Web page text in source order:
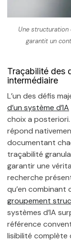
Une structuration
garantit un
Traçabilité des
intermédiaire
L’un des défis
d’un système d’IA
choix a posteriori.
répond
documentant
traçabilité
garantir une
recherche
qu’en
groupement
systèmes d’IA
référence
lisibilité complète